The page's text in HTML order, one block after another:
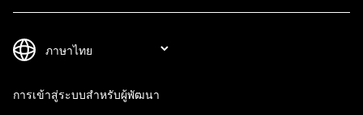
การเข้าสู่ระบบสำหรับผู้พัฒนา